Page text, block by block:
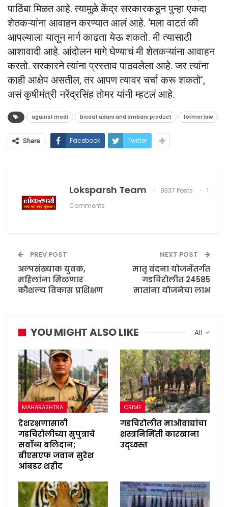
पाठिंबा मिळत आहे. त्यामुळे केंद्र सरकारकडून पुन्हा एकदा
शेतकऱ्यांना आवाहन करण्यात आलं आहे. ‘मला वाटतं की
आपल्याला यातून मार्ग काढता येऊ शकतो. मी त्यासाठी
आशावादी आहे. आंदोलन मागे घेण्याचं मी शेतकऱ्यांना आवाहन
करतो. सरकारने त्यांना प्रस्ताव पाठवलेला आहे. जर त्यांना
काही आक्षेप असतील, तर आपण त्यावर चर्चा करू शकतो’,
असं कृषीमंत्री नरेंद्रसिंह तोमर यांनी म्हटलं आहे.
against modi bicout adani and ambani product former law
Share Facebook Twitter
Loksparsh Team 9337 Posts
1
Comments
PREV POST
अल्पसंख्याक युवक,
महिलांना मिळणार
कौशल्य विकास प्रशिक्षण
NEXT POST
मातृ वंदना योजनेंतर्गत
गडचिरोलीत 24585
मातांना योजनेचा लाभ
All
YOU MIGHT ALSO LIKE
MAHARASHTRA
देशरक्षणासाठी
गडचिरोलीच्या सुपुत्राचे
सर्वोच्च बलिदान;
बीएसएफ जवान सुरेश
आंबडर शहीद
CRIME
गडचिरोलीत माओवाद्यांचा
शस्त्रनिर्मिती कारखाना
उद्ध्वस्त